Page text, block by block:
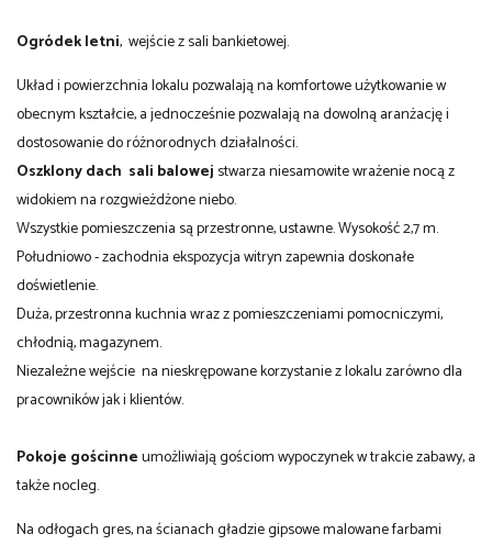
Ogródek letni, wejście z sali bankietowej.
Układ i powierzchnia lokalu pozwalają na komfortowe użytkowanie w
obecnym kształcie, a jednocześnie pozwalają na dowolną aranżację i
dostosowanie do różnorodnych działalności.
Oszklony dach sali balowej stwarza niesamowite wrażenie nocą z
widokiem na rozgwieżdżone niebo.
Wszystkie pomieszczenia są przestronne, ustawne. Wysokość 2,7 m.
Południowo - zachodnia ekspozycja witryn zapewnia doskonałe
doświetlenie.
Duża, przestronna kuchnia wraz z pomieszczeniami pomocniczymi,
chłodnią, magazynem.
Niezależne wejście na nieskrępowane korzystanie z lokalu zarówno dla
pracowników jak i klientów.
Pokoje gościnneumożliwiają gościom wypoczynek w trakcie zabawy, a
także nocleg.
Na odłogach gres, na ścianach gładzie gipsowe malowane farbami